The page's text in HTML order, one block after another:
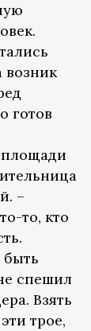
возник
готов
площади
–
то, кто
быть
спешил
Взять
трое,